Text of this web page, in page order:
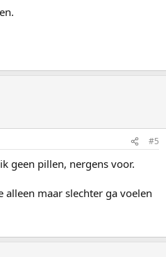
#5
geen pillen, nergens voor.
maar slechter ga voelen